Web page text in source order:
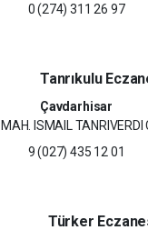
0 (274) 311 26 97
Tanrıkulu
Çavdarhisar
ISMAIL TANRIVERDI
9 (027) 435 12 01
Türker